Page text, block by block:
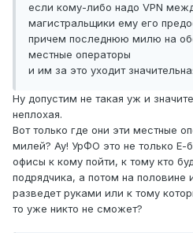
если кому-либо надо VPN
магистральщики ему его
причем последнюю милю на
местные операторы
и им за это уходит
Ну допустим не такая уж и
неплохая.
Вот только где они эти местные
милей? Ау! УрФО это не только Е-
офисы к кому пойти, к тому кто
подрядчика, а потом на половине
разведет руками или к тому
то уже никто не сможет?